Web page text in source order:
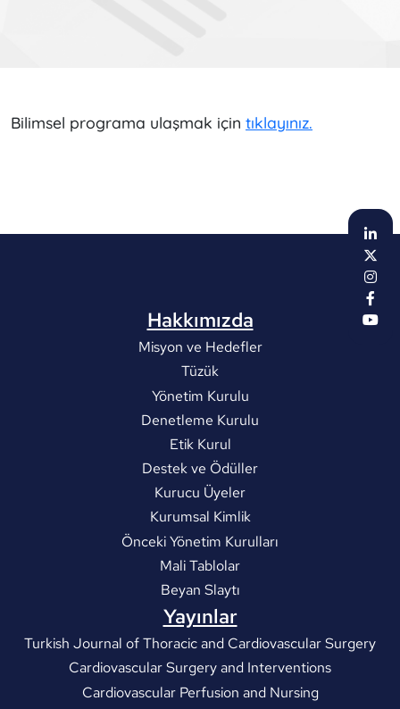
Bilimsel programa ulaşmak için tıklayınız.
Hakkımızda
Misyon ve Hedefler
Tüzük
Yönetim Kurulu
Denetleme Kurulu
Etik Kurul
Destek ve Ödüller
Kurucu Üyeler
Kurumsal Kimlik
Önceki Yönetim Kurulları
Mali Tablolar
Beyan Slaytı
Yayınlar
Turkish Journal of Thoracic and Cardiovascular Surgery
Cardiovascular Surgery and Interventions
Cardiovascular Perfusion and Nursing